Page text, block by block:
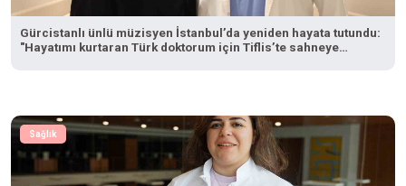
Gürcistanlı ünlü müzisyen İstanbul’da yeniden hayata tutundu:
"Hayatımı kurtaran Türk doktorum için Tiflis’te sahneye
Sağlık